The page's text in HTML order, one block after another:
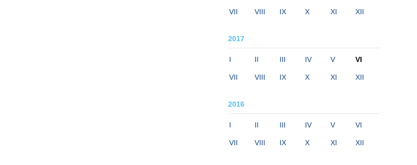
VII VIII IX X XI XII
2017
I II III IV V VI
VII VIII IX X XI XII
2016
I II III IV V VI
VII VIII IX X XI XII